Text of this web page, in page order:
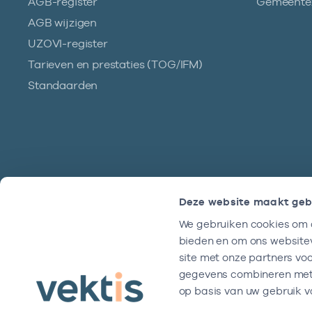
Deze website maakt
We gebruiken cookies
bieden en om ons
site met onze partners
gegevens combineren
op basis van uw gebruik
AGB wijzigen
UZOVI-register
Tarieven en prestaties (TOG/IFM)
Standaarden
We zijn doordeweeks bereikbaar tussen